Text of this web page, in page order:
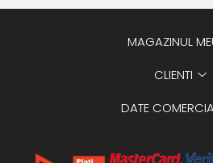
MAGAZINUL
CLIENTI
DATE